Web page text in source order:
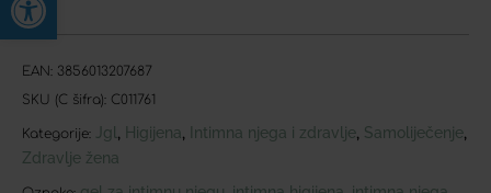
EAN: 3856013207687
SKU (C šifra): C011761
Kategorije: Jgl Higijena Intimna njega i zdravlje Samoliječenje
Zdravlje žena